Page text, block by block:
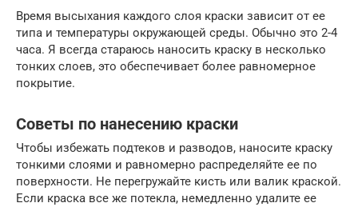
Время высыхания каждого слоя краски зависит от ее
типа и температуры окружающей среды. Обычно это 2-4
часа. Я всегда стараюсь наносить краску в несколько
тонких слоев, это обеспечивает более равномерное
покрытие.
Советы по нанесению краски
Чтобы избежать подтеков и разводов, наносите краску
тонкими слоями и равномерно распределяйте ее по
поверхности. Не перегружайте кисть или валик краской.
Если краска все же потекла, немедленно удалите ее